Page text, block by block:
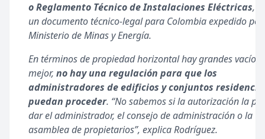
o Reglamento Técnico de Instalaciones Eléctricas,
un documento técnico-legal para Colombia expedido
Ministerio de Minas y Energía.
En términos de propiedad horizontal hay grandes vacíos,
mejor, no hay una regulación para que los
administradores de edificios y conjuntos
puedan proceder. “No sabemos si la autorización la
dar el administrador, el consejo de administración o la
asamblea de propietarios”, explica Rodríguez.